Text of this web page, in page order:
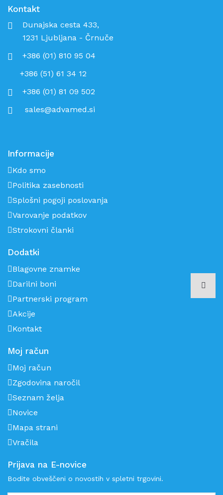
Kontakt
Dunajska cesta 433,
1231 Ljubljana - Črnuče
+386 (01) 810 95 04
+386 (51) 61 34 12
+386 (01) 81 09 502
sales@advamed.si
Informacije
Kdo smo
Politika zasebnosti
Splošni pogoji poslovanja
Varovanje podatkov
Strokovni članki
Dodatki
Blagovne znamke
Darilni boni
Partnerski program
Akcije
Kontakt
Moj račun
Moj račun
Zgodovina naročil
Seznam želja
Novice
Mapa strani
Vračila
Prijava na E-novice
Bodite obveščeni o novostih v spletni trgovini.